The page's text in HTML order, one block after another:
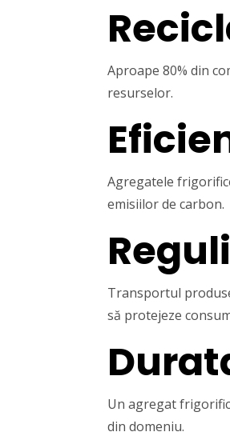
Aproape 80% din
resurselor.
Agregatele
emisiilor de carbon.
Transportul
să protejeze
Un agregat
din domeniu.